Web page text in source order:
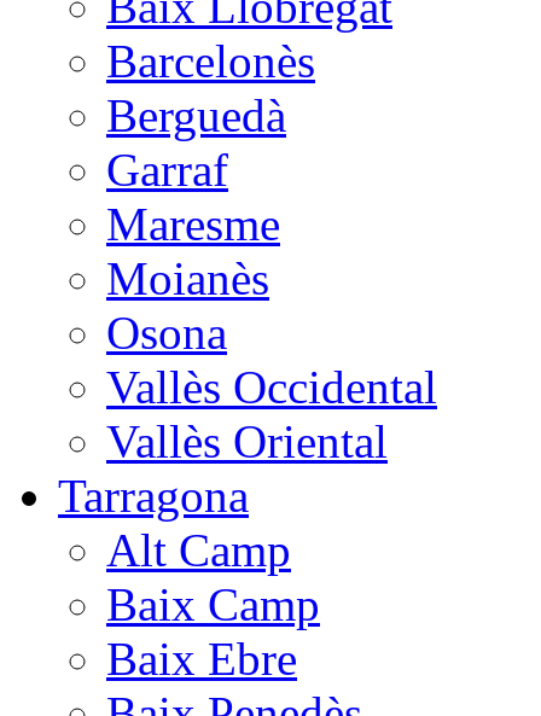
Barcelonès
Berguedà
Garraf
Maresme
Moianès
Osona
Vallès Occidental
Vallès Oriental
Tarragona
Alt Camp
Baix Camp
Baix Ebre